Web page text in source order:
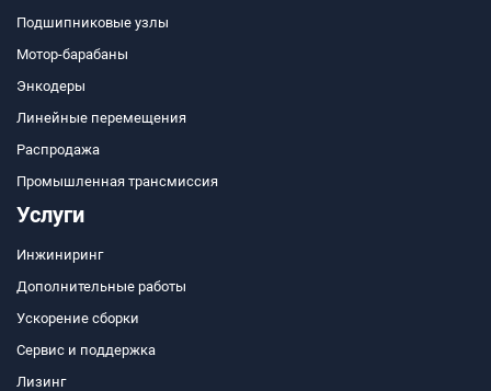
Подшипниковые узлы
Мотор-барабаны
Энкодеры
Линейные перемещения
Распродажа
Промышленная трансмиссия
Услуги
Инжиниринг
Дополнительные работы
Ускорение сборки
Сервис и поддержка
Лизинг